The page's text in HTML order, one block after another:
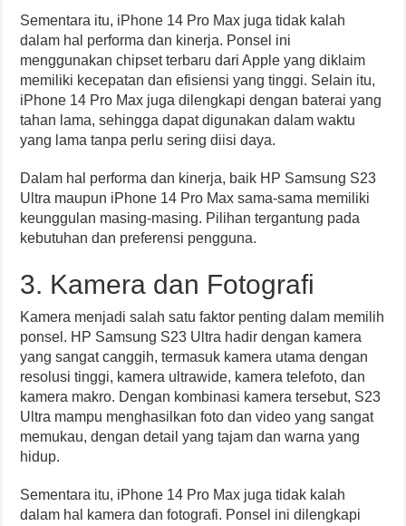
Sementara itu, iPhone 14 Pro Max juga tidak kalah
dalam hal performa dan kinerja. Ponsel ini
menggunakan chipset terbaru dari Apple yang diklaim
memiliki kecepatan dan efisiensi yang tinggi. Selain itu,
iPhone 14 Pro Max juga dilengkapi dengan baterai yang
tahan lama, sehingga dapat digunakan dalam waktu
yang lama tanpa perlu sering diisi daya.
Dalam hal performa dan kinerja, baik HP Samsung S23
Ultra maupun iPhone 14 Pro Max sama-sama memiliki
keunggulan masing-masing. Pilihan tergantung pada
kebutuhan dan preferensi pengguna.
3. Kamera dan Fotografi
Kamera menjadi salah satu faktor penting dalam memilih
ponsel. HP Samsung S23 Ultra hadir dengan kamera
yang sangat canggih, termasuk kamera utama dengan
resolusi tinggi, kamera ultrawide, kamera telefoto, dan
kamera makro. Dengan kombinasi kamera tersebut, S23
Ultra mampu menghasilkan foto dan video yang sangat
memukau, dengan detail yang tajam dan warna yang
hidup.
Sementara itu, iPhone 14 Pro Max juga tidak kalah
dalam hal kamera dan fotografi. Ponsel ini dilengkapi